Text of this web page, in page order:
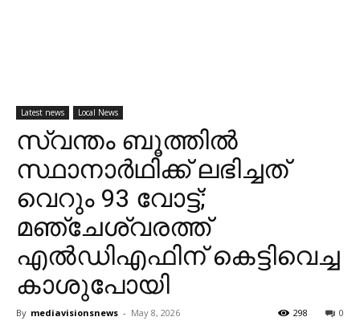
Latest news Local News
സ്വന്തം ബൂത്തിൽ
സ്ഥാനാർഥിക്ക് ലഭിച്ചത്
വെറും 93 വോട്ട്;
മഞ്ചേശ്വരത്ത്
എൽഡിഎഫിന് കെട്ടിവെച്ച
കാശുപോയി
By mediavisionsnews - May 8, 2026 0
298